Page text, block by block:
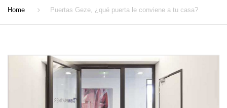
Home Puertas Geze, ¿qué puerta le conviene a tu casa?